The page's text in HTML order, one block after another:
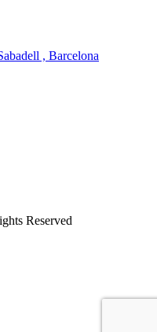
, Barcelona
Reserved